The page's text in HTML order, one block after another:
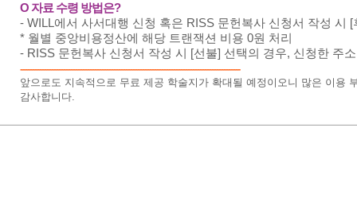
O 자료 수령 방법은?
- WILL에서 사서대행 신청 혹은 RISS 문헌복사 신청서 작성
* 월별 중앙비용정산에 해당 트랜잭션 비용 0원 처리
- RISS 문헌복사 신청서 작성 시 [선불] 선택의 경우, 신청한 주
--------------------------------------------------------------------------------------------
앞으로도 지속적으로 무료 제공 학술지가 확대될 예정이오니 많은 이용
감사합니다.